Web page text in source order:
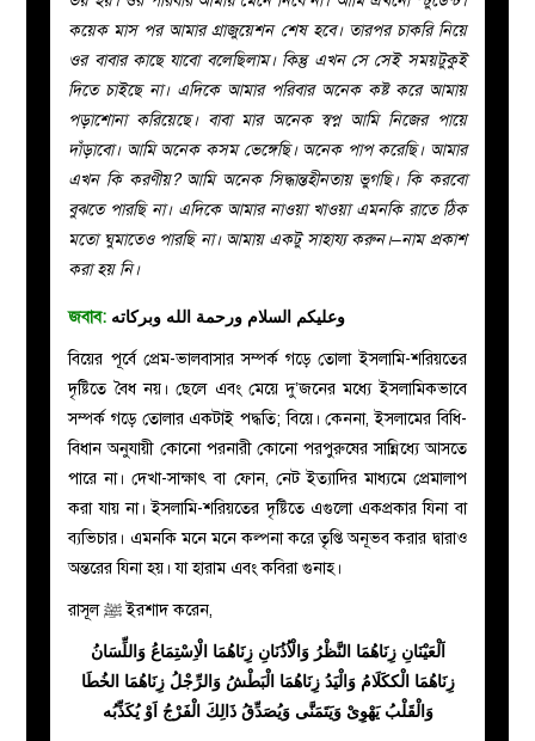
করুন
কয়েক মাস পর আমার গ্রাজুয়েশন শেষ হবে। তারপর চাকরি নিয়ে
ওর বাবার কাছে যাবো বলেছিলাম। কিন্তু এখন সে সেই সময়টুকুই
দিতে চাইছে না। এদিকে আমার পরিবার অনেক কষ্ট করে আমায়
পড়াশোনা করিয়েছে। বাবা মার অনেক স্বপ্ন আমি নিজের পায়ে
দাঁড়াবো। আমি অনেক কসম ভেঙ্গেছি। অনেক পাপ করেছি। আমার
এখন কি করণীয়? আমি অনেক সিদ্ধান্তহীনতায় ভুগছি। কি করবো
বুঝতে পারছি না। এদিকে আমার নাওয়া খাওয়া এমনকি রাতে ঠিক
মতো ঘুমাতেও পারছি না। আমায় একটু সাহায্য করুন।–নাম প্রকাশ
করা হয় নি।
জবাব: وعليكم السلام ورحمة الله وبركاته
বিয়ের পূর্বে প্রেম-ভালবাসার সম্পর্ক গড়ে তোলা ইসলামি-শরিয়তের
দৃষ্টিতে বৈধ নয়।ছেলে এবং মেয়ে দু’জনের মধ্যে ইসলামিকভাবে
সম্পর্ক গড়ে তোলার একটাই পদ্ধতি; বিয়ে। কেননা,ইসলামের বিধি-
বিধান অনুযায়ী কোনো পরনারী কোনো পরপুরুষের সান্নিধ্যে আসতে
পারে না। দেখা-সাক্ষাৎ বা ফোন, নেট ইত্যাদির মাধ্যমে প্রেমালাপ
করা যায় না। ইসলামি-শরিয়তের দৃষ্টিতে এগুলো একপ্রকার যিনা বা
ব্যভিচার। এমনকি মনে মনে কল্পনা করে তৃপ্তি অনূভব করার দ্বারাও
অন্তরের যিনা হয়। যা হারাম এবং কবিরা গুনাহ।
রাসূলﷺইরশাদ করেন,
اَلْعَيْنَانِ زِنَاهُمَا النَّظْرُ وَالْاُذُنَانِ زِنَاهُمَا الْاِسْتِمَاعُ وَاللِّسَانُ
زِنَاهُمَا الْككَلَامُ وَالْيَدُ زِنَاهُمَا الْبَطْشُ وَالرِّجْلُ زِنَاهُمَا الخُطَا
وَالْقَلْبُ يَهْوِىْ وَيَتَمَنَّى وَيُصَدِّقُ ذَالِكَ الْفَرْجُ اَوْ يُكَذِّبُه